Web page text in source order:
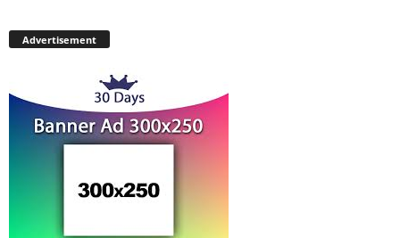
Advertisement